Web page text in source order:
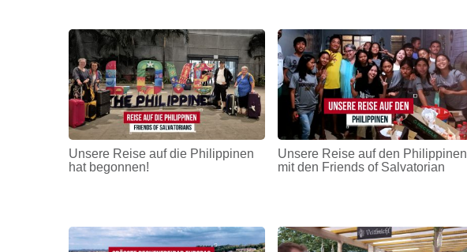
Unsere Reise auf die Philippinen
hat begonnen!
Unsere Reise auf den Philippinen
mit den Friends of Salvatorian